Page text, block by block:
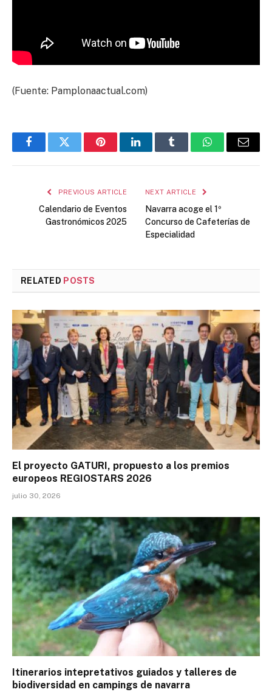
(Fuente: Pamplonaactual.com)
FacebookTwitter PinterestLinkedInTumblr WhatsAppEmail
PREVIOUS ARTICLE
Calendario de Eventos
Gastronómicos 2025
NEXT ARTICLE
Navarra acoge el 1º
Concurso de Cafeterías de
Especialidad
RELATED POSTS
El proyecto GATURI, propuesto a los premios
europeos REGIOSTARS 2026
julio 30, 2026
Itinerarios intepretativos guiados y talleres de
biodiversidad en campings de navarra